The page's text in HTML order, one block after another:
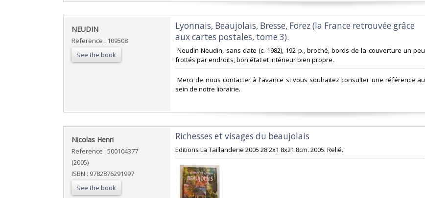
‎NEUDIN‎
Reference : 109508
See the book
‎Lyonnais, Beaujolais, Bresse, Forez (la France retrouvée grâce
aux cartes postales, tome 3).‎
‎ Neudin Neudin, sans date (c. 1982), 192 p., broché, bords de la couverture un peu
frottés par endroits, bon état et intérieur bien propre.‎
‎ Merci de nous contacter à l'avance si vous souhaitez consulter une référence au
sein de notre librairie.‎
‎Nicolas Henri‎
Reference : 500104377
(2005)
ISBN : 9782876291997
See the book
‎Richesses et visages du beaujolais‎
‎Editions La Taillanderie 2005 28 2x1 8x21 8cm. 2005. Relié.‎